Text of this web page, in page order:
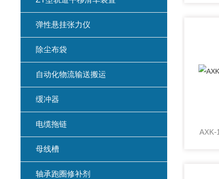
AXK-
弹性悬挂张力仪
除尘布袋
自动化物流输送搬运
缓冲器
电缆拖链
母线槽
轴承跑圈修补剂